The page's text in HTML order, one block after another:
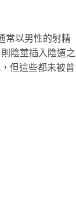
常以男性的射精
陰莖插入陰道之
但這些都未被普